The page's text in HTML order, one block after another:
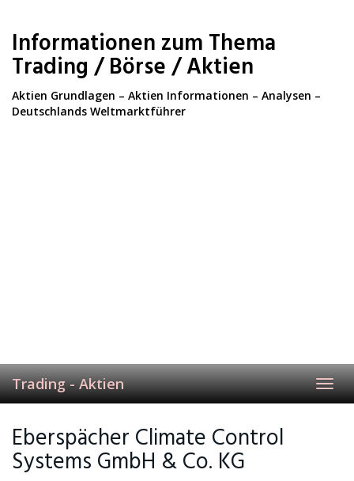
main
content
Informationen zum Thema
Trading / Börse / Aktien
Aktien Grundlagen – Aktien Informationen – Analysen –
Deutschlands Weltmarktführer
Trading - Aktien
Eberspächer Climate Control
Systems GmbH & Co. KG